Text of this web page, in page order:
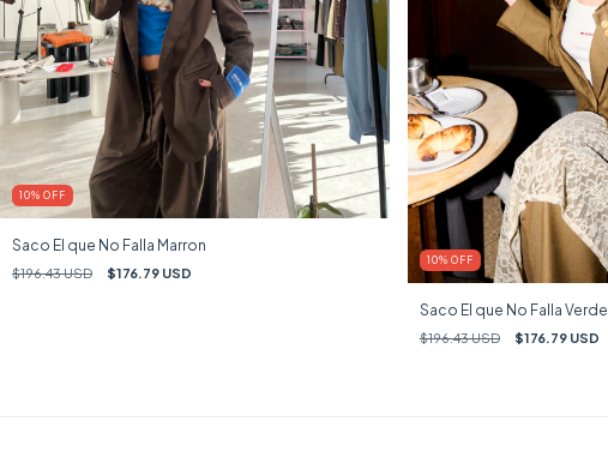
10% OFF
Saco El que No Falla Marron
$196.43 USD $176.79 USD
10% OFF
Saco El que No Falla Verde
$196.43 USD $176.79 USD